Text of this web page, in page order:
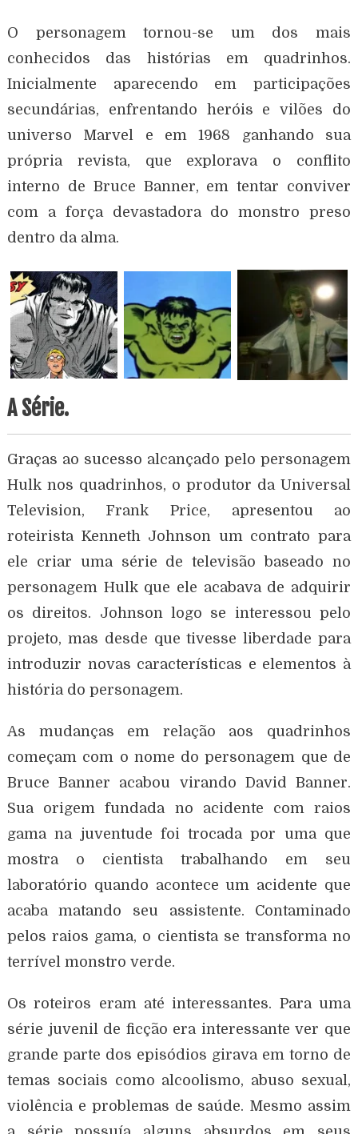
O personagem tornou-se um dos mais
conhecidos das histórias em quadrinhos.
Inicialmente aparecendo em participações
secundárias, enfrentando heróis e vilões do
universo Marvel e em 1968 ganhando sua
própria revista, que explorava o conflito
interno de Bruce Banner, em tentar conviver
com a força devastadora do monstro preso
dentro da alma.
A Série.
Graças ao sucesso alcançado pelo personagem
Hulk nos quadrinhos, o produtor da Universal
Television, Frank Price, apresentou ao
roteirista Kenneth Johnson um contrato para
ele criar uma série de televisão baseado no
personagem Hulk que ele acabava de adquirir
os direitos. Johnson logo se interessou pelo
projeto, mas desde que tivesse liberdade para
introduzir novas características e elementos à
história do personagem.
As mudanças em relação aos quadrinhos
começam com o nome do personagem que de
Bruce Banner acabou virando David Banner.
Sua origem fundada no acidente com raios
gama na juventude foi trocada por uma que
mostra o cientista trabalhando em seu
laboratório quando acontece um acidente que
acaba matando seu assistente. Contaminado
pelos raios gama, o cientista se transforma no
terrível monstro verde.
Os roteiros eram até interessantes. Para uma
série juvenil de ficção era interessante ver que
grande parte dos episódios girava em torno de
temas sociais como alcoolismo, abuso sexual,
violência e problemas de saúde. Mesmo assim